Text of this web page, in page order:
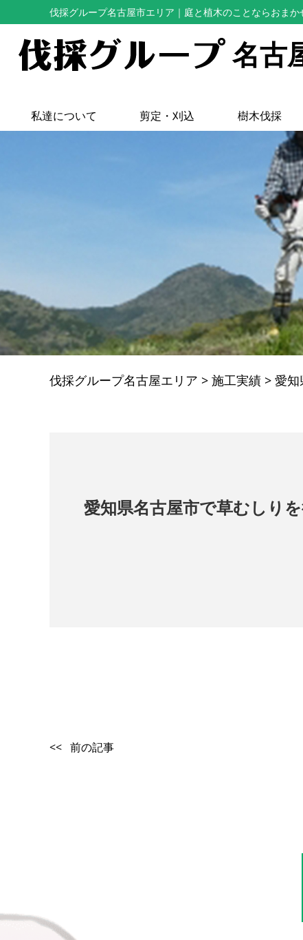
伐採グループ名古屋市エリア ｜庭と植木のことならおま
名古
私達について 剪定・刈込 樹木伐採
伐採グループ名古屋エリア > 施工実績 > 愛知
愛知県名古屋市で草むしりを
<< 前の記事